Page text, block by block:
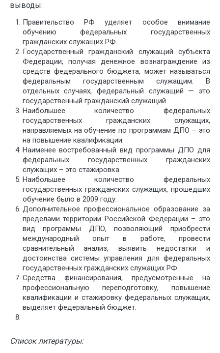
выводы:
Правительство РФ уделяет особое внимание
обучению федеральных государственных
гражданских служащих РФ.
Государственный гражданский служащий субъекта
Федерации, получая денежное вознаграждение из
средств федерального бюджета, может называться
федеральным государственным служащим. В
отдельных случаях, федеральный служащий — это
государственный гражданский служащий.
Наибольшее количество федеральных
государственных гражданских служащих,
направляемых на обучение по программам ДПО – это
на повышение квалификации.
Наименее востребованный вид программы ДПО для
федеральных государственных гражданских
служащих – это стажировка.
Наибольшее количество федеральных
государственных гражданских служащих, прошедших
обучение было в 2009 году.
Дополнительное профессиональное образование за
пределами территории Российской Федерации – это
вид программы ДПО, позволяющий приобрести
международный опыт в работе, провести
сравнительный анализ, выявить недостатки и
достоинства системы управления для федеральных
государственных гражданских служащих РФ.
Средства финансирования, предусмотренные на
профессиональную переподготовку, повышение
квалификации и стажировку федеральных служащих,
выделяет федеральный бюджет.
Список литературы: